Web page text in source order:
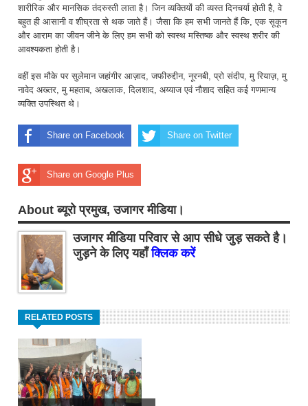
शारीरिक और मानसिक तंदरुस्ती लाता है। जिन व्यक्तियों की व्यस्त दिनचर्या होती है, वे
बहुत ही आसानी व शीघ्रता से थक जाते हैं। जैसा कि हम सभी जानते हैं कि, एक सूकून
और आराम का जीवन जीने के लिए हम सभी को स्वस्थ मस्तिष्क और स्वस्थ शरीर की
आवश्यकता होती है।
वहीं इस मौके पर सुलेमान जहांगीर आज़ाद, जफीरुद्दीन, नूरनबी, प्रो संदीप, मु रियाज़, मु
नावेद अख्तर, मु महताब, अखलाक, दिलशाद, अय्याज एवं नौशाद सहित कई गणमान्य
व्यक्ति उपस्थित थे।
Share on Facebook Share on Twitter
Share on Google Plus
About ब्यूरो प्रमुख, उजागर मीडिया।
उजागर मीडिया परिवार से आप सीधे जुड़ सकते है।
जुड़ने के लिए यहाँक्लिक करें
RELATED POSTS